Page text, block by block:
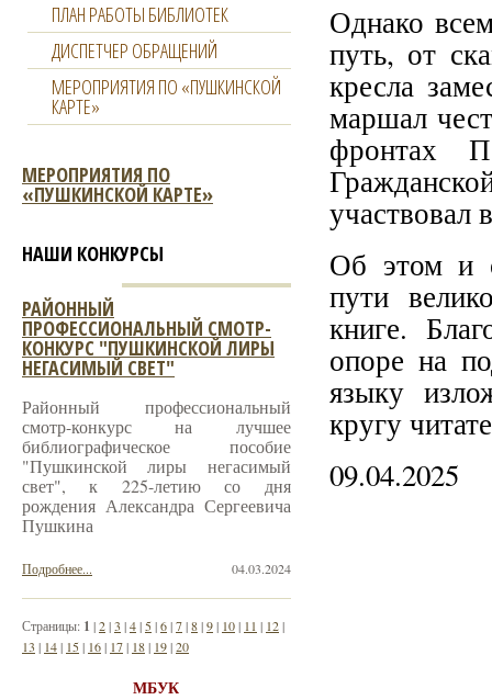
Однако
путь, от
кресла
маршал
фронтах
участвовал
Об этом и
пути
книге.
опоре на
языку
кругу
09.04.2025
ПЛАН РАБОТЫ БИБЛИОТЕК
ДИСПЕТЧЕР ОБРАЩЕНИЙ
МЕРОПРИЯТИЯ ПО «ПУШКИНСКОЙ
КАРТЕ»
МЕРОПРИЯТИЯ ПО
«ПУШКИНСКОЙ КАРТЕ»
НАШИ КОНКУРСЫ
РАЙОННЫЙ
ПРОФЕССИОНАЛЬНЫЙ СМОТР-
КОНКУРС "ПУШКИНСКОЙ ЛИРЫ
НЕГАСИМЫЙ СВЕТ"
Районный профессиональный
смотр-конкурс на лучшее
библиографическое пособие
"Пушкинской лиры негасимый
свет", к 225-летию со дня
рождения Александра Сергеевича
Пушкина
04.03.2024
Подробнее...
Страницы: 1 |2|3 |4| 5|6|7|8|9| 10| 11 | 12|
13 | 14| 15| 16| 17| 18| 19|20
МБУК